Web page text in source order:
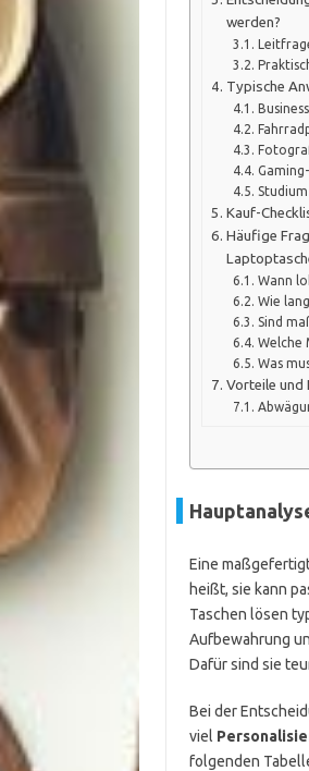
werden?
Typische
Studium
Kauf-
Häufige
Wann
Wie
Sind
Welche
Was
Vorteile und
Eine
heißt, sie kann
Taschen lösen
Aufbewahrung
Dafür sind sie
Bei der
viel
folgenden